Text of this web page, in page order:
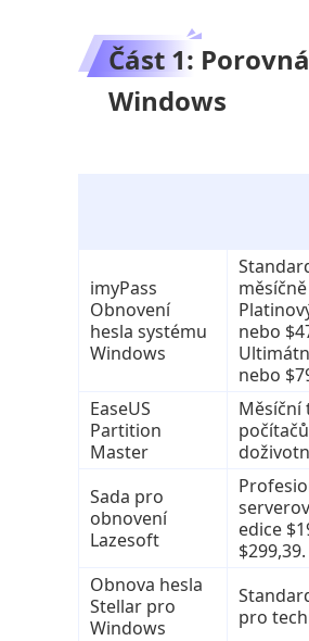
Část 1:
Windows
imyPass
Obnovení
hesla systému
Windows
nebo
nebo
EaseUS
Partition
Master
Měsíční
Sada pro
obnovení
Lazesoft
edice
$299,39.
Obnova hesla
Stellar pro
Windows
pro